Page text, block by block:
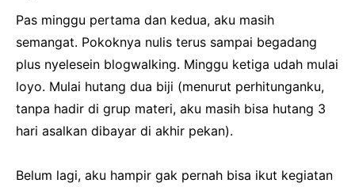
Pas minggu pertama dan kedua, aku masih
semangat. Pokoknya nulis terus sampai begadang
plus nyelesein blogwalking. Minggu ketiga udah mulai
loyo. Mulai hutang dua biji (menurut perhitunganku,
tanpa hadir di grup materi, aku masih bisa hutang 3
hari asalkan dibayar di akhir pekan).
Belum lagi, aku hampir gak pernah bisa ikut kegiatan